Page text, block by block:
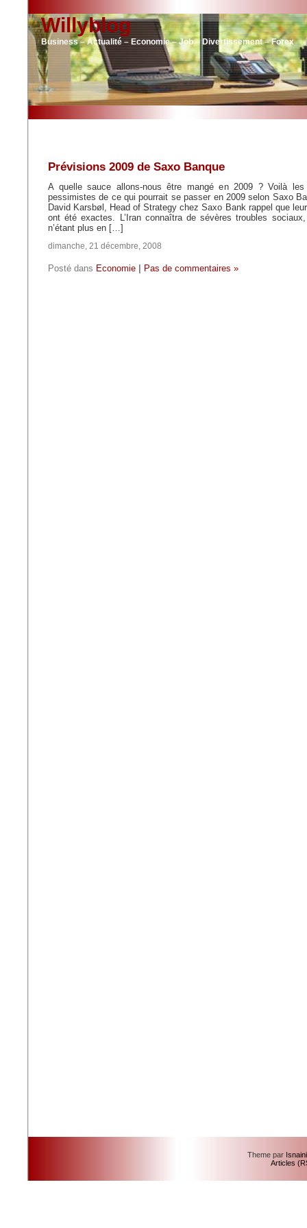
Willyblog
Business – Actualité – Economie – Job – Divertissement – Forex
Prévisions 2009 de Saxo Banque
A quelle sauce allons-nous être mangé en 2009 ? Voilà les
pessimistes de ce qui pourrait se passer en 2009 selon Saxo
David Karsbøl, Head of Strategy chez Saxo Bank rappel que
ont été exactes. L’Iran connaîtra de sévères troubles
n’étant plus en […]
dimanche, 21 décembre, 2008
Posté dans Economie Pas de commentaires »
Theme par
Articles